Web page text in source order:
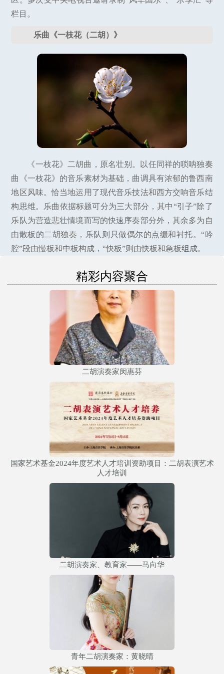
栏目。
乐曲《一枝花（二胡）》
《一枝花》二胡曲，原名壮别。以任同祥的唢呐独奏
曲《一枝花》的音乐素材为基础，曲调具有浓郁的鲁西南
地区风味。恰当地运用了现代音乐技法和西方交响音乐结
构思维。乐曲依据标题可分为三大部分，其中“引子”除了
乐队为营造悲壮情境而写的快速序奏部分外，其余多为自
由散板的二胡独奏，乐队则只做偶尔的点缀和衬托。“吟
腔”段由慢板和中板构成，“快板”则由快板和急板组成。
精彩内容聚合
二胡演奏家闵惠芬
国家艺术基金2024年度艺术人才培训资助项目：二胡表演艺术
人才培训
二胡演奏家、教育家——马向华
青年二胡演奏家：黄晓晴